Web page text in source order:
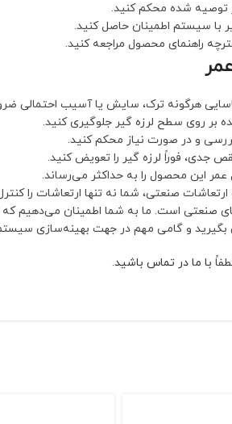
توصیه شده محکم کنید.
با سیستم اطمینان حاصل کنید.
راهنمای محصول مراجعه کنید.
هرگونه ترک، سایش یا آسیب احتمالی
بر روی سطح لرزه گیر جلوگیری کنید.
و در صورت نیاز محکم کنید.
جدی، فوراً لرزه گیر را تعویض کنید.
این محصول را به حداکثر می‌رساند.
ارتعاشات صنعتی، شما نه تنها ارتعاشات را
است. ما به شما اطمینان می‌دهیم که
بگیرید و گامی مهم در جهت بهینه‌سازی
با ما در تماس باشید.